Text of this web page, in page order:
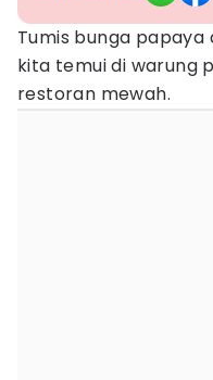
Tumis bunga papaya
kita temui di warung
restoran mewah.